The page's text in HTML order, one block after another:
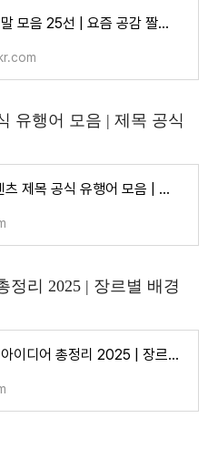
웃긴데 찔리는 말 모음 25선 | 요즘 공감 짤로 쓰이는 대사
유행어 모음 | 제목 공식
2025년형 콘텐츠 제목 공식 유행어 모음 | 제목 공식 모음 - 트렌드
정리 2025 | 장르별 배경
웹소설 세계관 아이디어 총정리 2025 | 장르별 배경 설정 예시 - 소설 쓰는 법